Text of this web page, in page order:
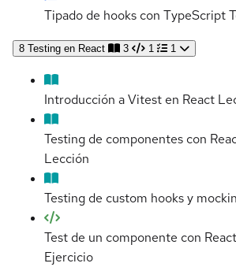
Tipado de hooks con TypeScript
8 Testing en React 3 1 1
Introducción a Vitest en React
Testing de componentes con
Lección
Testing de custom hooks y
Test de un componente con
Ejercicio